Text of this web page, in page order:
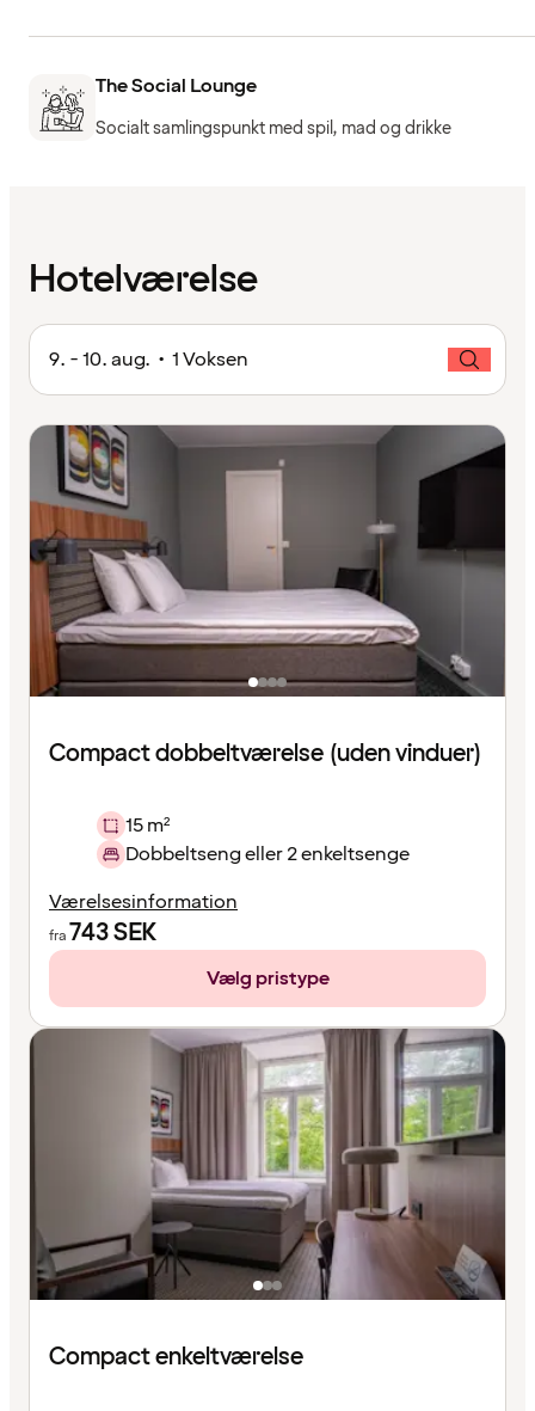
The Social Lounge
Socialt samlingspunkt med spil, mad og drikke
Hotelværelse
9. - 10. aug. • 1 Voksen
Compact dobbeltværelse (uden vinduer)
15 m²
Dobbeltseng eller 2 enkeltsenge
Værelsesinformation
fra743SEK
Vælg pristype
Compact enkeltværelse